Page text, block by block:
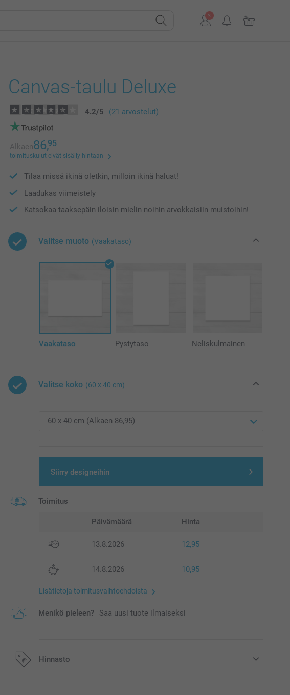
Canvas-taulu Deluxe
4.2/5 (21 arvostelut)
Alkaen86,95
toimituskulut eivät sisälly hintaan
Tilaa missä ikinä oletkin, milloin ikinä haluat!
Laadukas viimeistely
Katsokaa taaksepäin iloisin mielin noihin arvokkaisiin muistoihin!
Valitse muoto (Vaakataso)
Vaakataso Pystytaso Neliskulmainen
Valitse koko (60 x 40 cm)
Siirry designeihin
Toimitus
Päivämäärä Hinta
13.8.2026 12,95
14.8.2026 10,95
Lisätietoja toimitusvaihtoehdoista
Menikö pieleen? Saa uusi tuote ilmaiseksi
Hinnasto